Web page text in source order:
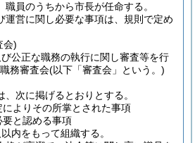
員のうちから市長が任命する。
運営に関し必要な事項は、規則で定め
会)
公正な職務の執行に関し審査等を行
務審査会(以下「審査会」という。)
次に掲げるとおりとする。
によりその所掌とされた事項
と認める事項
内をもって組織する。